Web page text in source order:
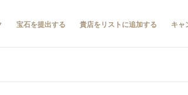
宝石を提出する 貴店をリストに追加する キャ